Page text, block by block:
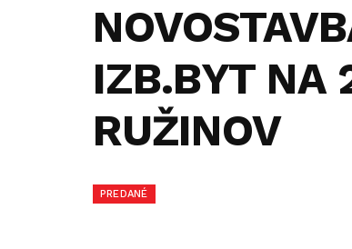
IZB.BYT NA
RUŽINOV
PREDANÉ